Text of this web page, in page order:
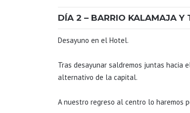
DÍA 2 – BARRIO KALAMAJA Y
Desayuno en el Hotel.
Tras desayunar saldremos juntas hacia
alternativo de la capital.
A nuestro regreso al centro lo haremos